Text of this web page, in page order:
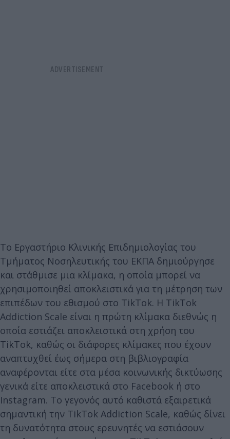
Το Εργαστήριο Κλινικής Επιδημιολογίας του
Τμήματος Νοσηλευτικής του ΕΚΠΑ δημιούργησε
και στάθμισε μια κλίμακα, η οποία μπορεί να
χρησιμοποιηθεί αποκλειστικά για τη μέτρηση των
επιπέδων του εθισμού στο TikTok. Η TikTok
Addiction Scale είναι η πρώτη κλίμακα διεθνώς η
οποία εστιάζει αποκλειστικά στη χρήση του
TikTok, καθώς οι διάφορες κλίμακες που έχουν
αναπτυχθεί έως σήμερα στη βιβλιογραφία
αναφέρονται είτε στα μέσα κοινωνικής δικτύωσης
γενικά είτε αποκλειστικά στο Facebook ή στο
Instagram. Το γεγονός αυτό καθιστά εξαιρετικά
σημαντική την TikTok Addiction Scale, καθώς δίνει
τη δυνατότητα στους ερευνητές να εστιάσουν